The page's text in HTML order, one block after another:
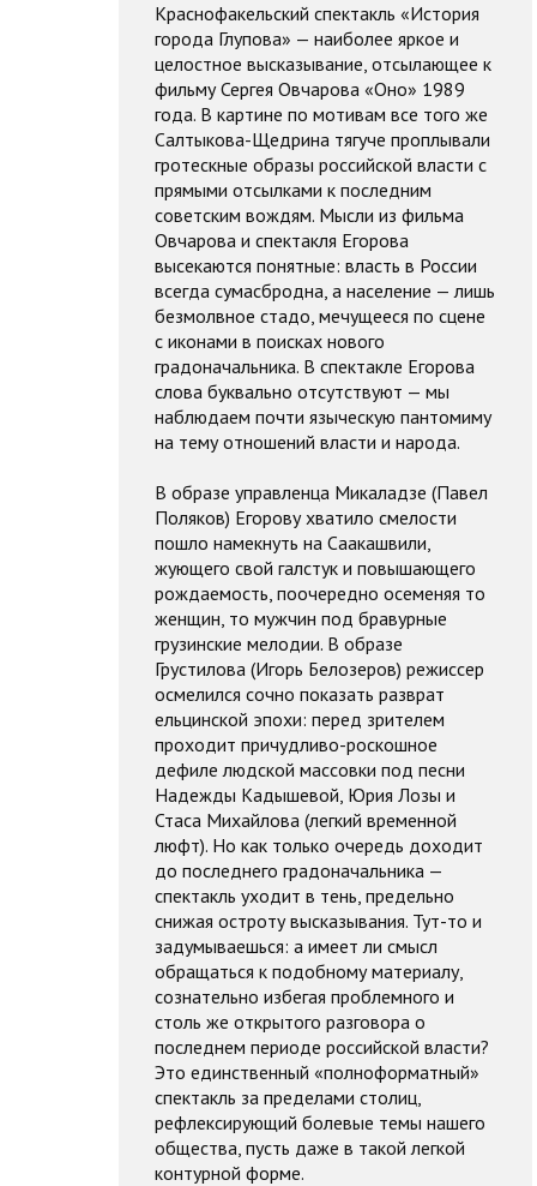
Краснофакельский спектакль «История
города Глупова» — наиболее яркое и
целостное высказывание, отсылающее к
фильму Сергея Овчарова «Оно» 1989
года. В картине по мотивам все того же
Салтыкова-Щедрина тягуче проплывали
гротескные образы российской власти с
прямыми отсылками к последним
советским вождям. Мысли из фильма
Овчарова и спектакля Егорова
высекаются понятные: власть в России
всегда сумасбродна, а население — лишь
безмолвное стадо, мечущееся по сцене
с иконами в поисках нового
градоначальника. В спектакле Егорова
слова буквально отсутствуют — мы
наблюдаем почти языческую пантомиму
на тему отношений власти и народа.
В образе управленца Микаладзе (Павел
Поляков) Егорову хватило смелости
пошло намекнуть на Саакашвили,
жующего свой галстук и повышающего
рождаемость, поочередно осеменяя то
женщин, то мужчин под бравурные
грузинские мелодии. В образе
Грустилова (Игорь Белозеров) режиссер
осмелился сочно показать разврат
ельцинской эпохи: перед зрителем
проходит причудливо-роскошное
дефиле людской массовки под песни
Надежды Кадышевой, Юрия Лозы и
Стаса Михайлова (легкий временной
люфт). Но как только очередь доходит
до последнего градоначальника —
спектакль уходит в тень, предельно
снижая остроту высказывания. Тут-то и
задумываешься: а имеет ли смысл
обращаться к подобному материалу,
сознательно избегая проблемного и
столь же открытого разговора о
последнем периоде российской власти?
Это единственный «полноформатный»
спектакль за пределами столиц,
рефлексирующий болевые темы нашего
общества, пусть даже в такой легкой
контурной форме.